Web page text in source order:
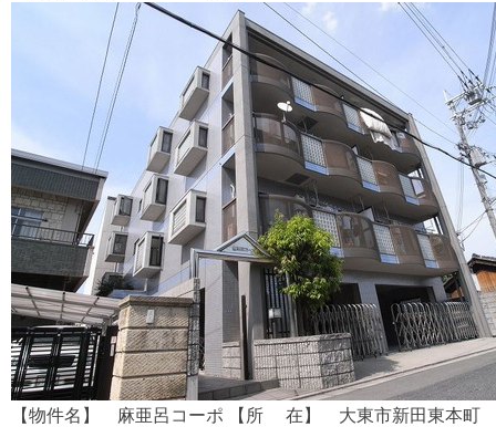
【物件名】 麻亜呂コーポ 【所 在】 大東市新田東本町